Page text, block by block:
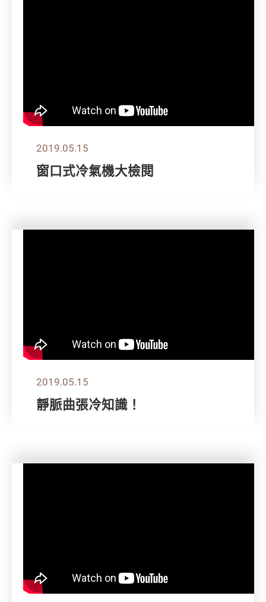
2019.05.15
窗口式冷氣機大檢閱
2019.05.15
靜脈曲張冷知識！